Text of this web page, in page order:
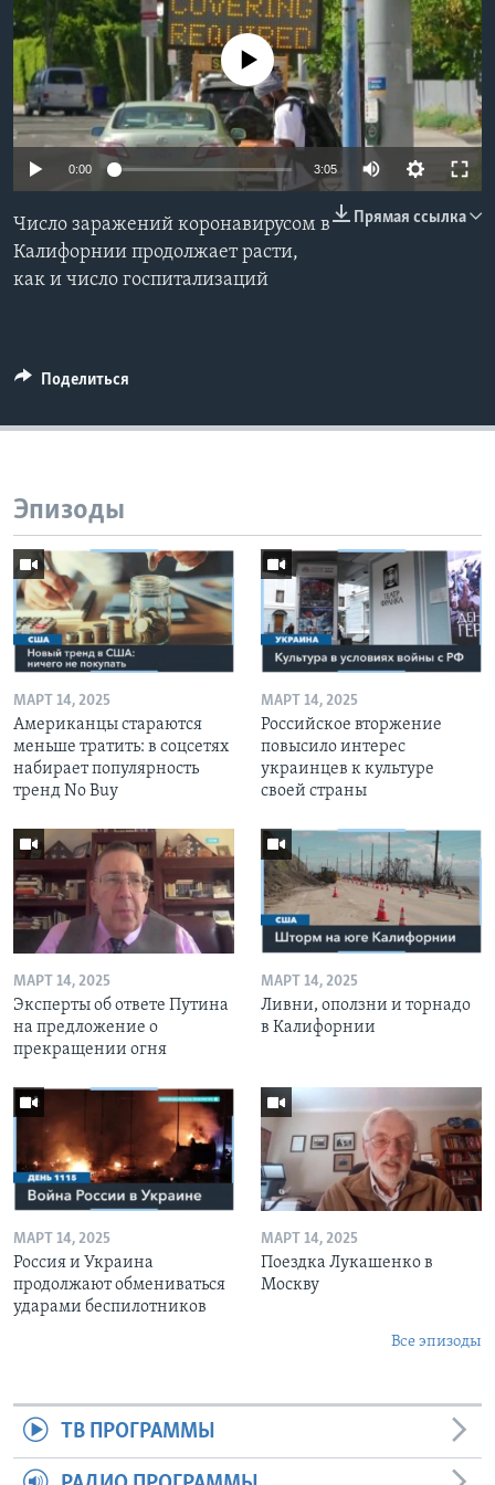
Learning English
СОЦИАЛЬНЫЕ СЕТИ
No media source currently available
0:00 3:05
Прямая ссылка
Число заражений коронавирусом в
Калифорнии продолжает расти,
как и число госпитализаций
Поделиться
Эпизоды
МАРТ 14, 2025
Американцы стараются
меньше тратить: в соцсетях
набирает популярность
тренд No Buy
МАРТ 14, 2025
Российское вторжение
повысило интерес
украинцев к культуре
своей страны
МАРТ 14, 2025
Эксперты об ответе Путина
на предложение о
прекращении огня
МАРТ 14, 2025
Ливни, оползни и торнадо
в Калифорнии
МАРТ 14, 2025
Россия и Украина
продолжают обмениваться
ударами беспилотников
МАРТ 14, 2025
Поездка Лукашенко в
Москву
Все эпизоды
ТВ ПРОГРАММЫ